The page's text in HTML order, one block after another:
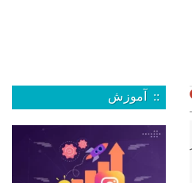
:: آموزش